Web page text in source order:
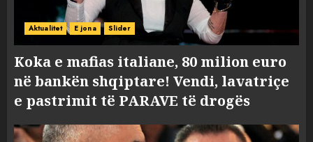
Aktualitet E jona Slider
Koka e mafias italiane, 80 milion euro
në bankën shqiptare! Vendi, lavatriçe
e pastrimit të PARAVE të drogës